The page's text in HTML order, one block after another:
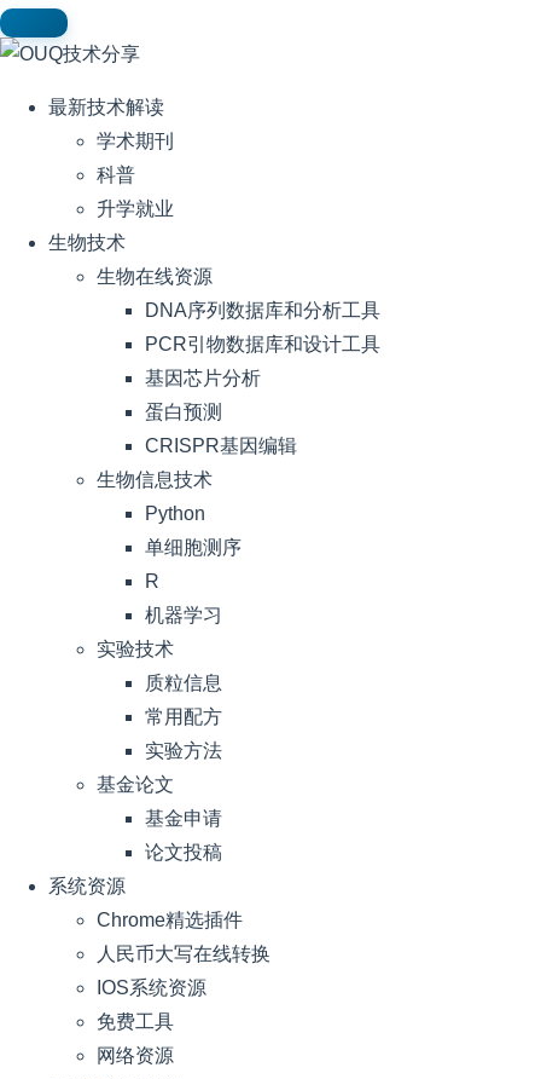
最新技术解读
学术期刊
科普
升学就业
生物技术
生物在线资源
DNA序列数据库和分析工具
PCR引物数据库和设计工具
基因芯片分析
蛋白预测
CRISPR基因编辑
生物信息技术
Python
单细胞测序
R
机器学习
实验技术
质粒信息
常用配方
实验方法
基金论文
基金申请
论文投稿
系统资源
Chrome精选插件
人民币大写在线转换
IOS系统资源
免费工具
网络资源